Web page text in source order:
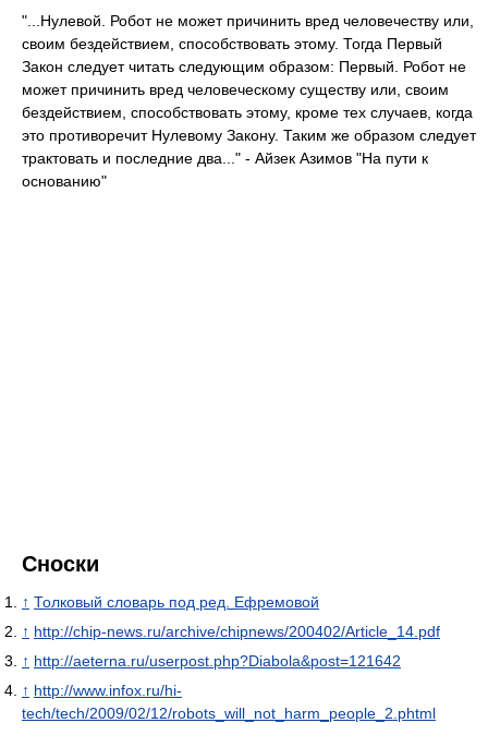
"...Нулевой. Робот не может причинить вред человечеству или,
своим бездействием, способствовать этому. Тогда Первый
Закон следует читать следующим образом: Первый. Робот не
может причинить вред человеческому существу или, своим
бездействием, способствовать этому, кроме тех случаев, когда
это противоречит Нулевому Закону. Таким же образом следует
трактовать и последние два..." - Айзек Азимов "На пути к
основанию"
Сноски
↑ Толковый словарь под ред. Ефремовой
↑ http://chip-news.ru/archive/chipnews/200402/Article_14.pdf
↑ http://aeterna.ru/userpost.php?Diabola&post=121642
↑ http://www.infox.ru/hi-
tech/tech/2009/02/12/robots_will_not_harm_people_2.phtml